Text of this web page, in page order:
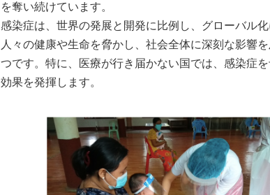
を奪い続けています。
感染症は、世界の発展と開発に比例し、グローバル
人々の健康や生命を脅かし、社会全体に深刻な影響
つです。特に、医療が行き届かない国では、感染症
効果を発揮します。